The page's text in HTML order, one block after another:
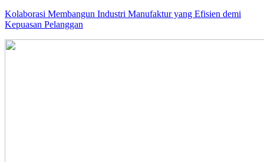
Kolaborasi Membangun Industri Manufaktur yang Efisien demi
Kepuasan Pelanggan